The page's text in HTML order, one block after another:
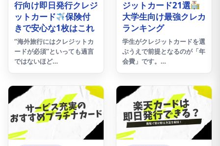
行向け即日発行クレジ
ットカード
保険付
きで安心な1枚はこれ
“海外旅行にはクレジットカ
ードが必須“といっても過言
ではないほど…
ジットカード21選
大学生向け最強クレカ
ランキング
学生がクレジットカードを選
ぶうえで前提となるのが「年
会費」です。…